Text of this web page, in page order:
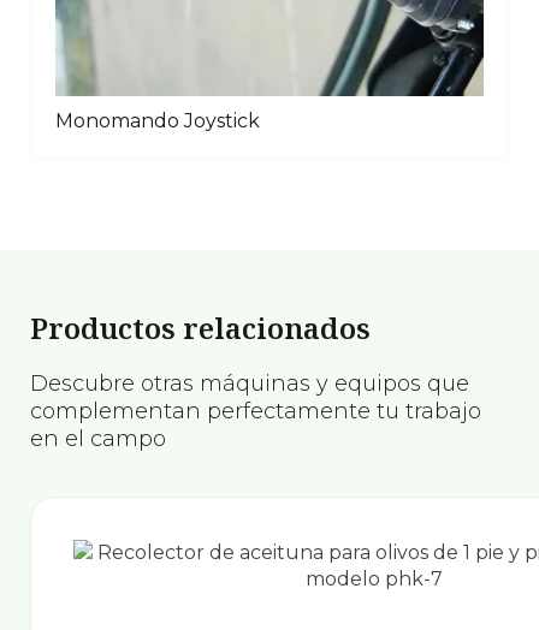
Monomando Joystick
Productos relacionados
Descubre otras máquinas y equipos que
complementan perfectamente tu trabajo
en el campo